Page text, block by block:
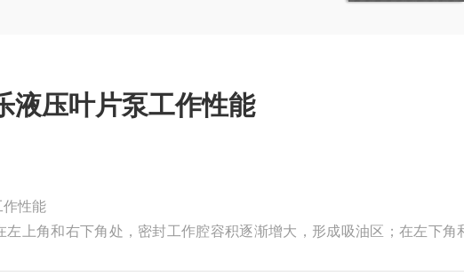
液压叶片泵工作性能
作性能
左上角和右下角处，密封工作腔容积逐渐增大，形成吸油区；在左下角